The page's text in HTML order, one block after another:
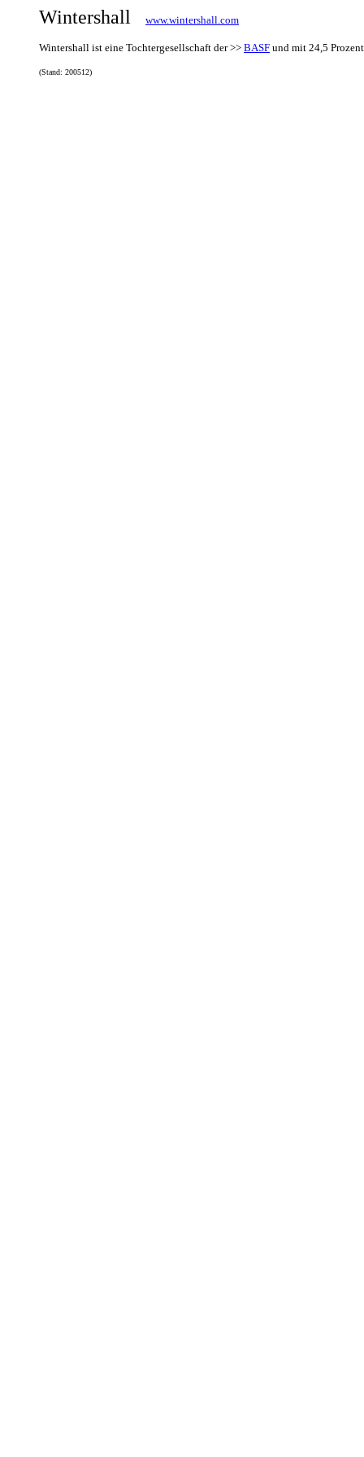
Wintershall www.wintershall.com
Wintershall ist eine Tochtergesellschaft der >> BASF und mit 24,5
(Stand: 200512)